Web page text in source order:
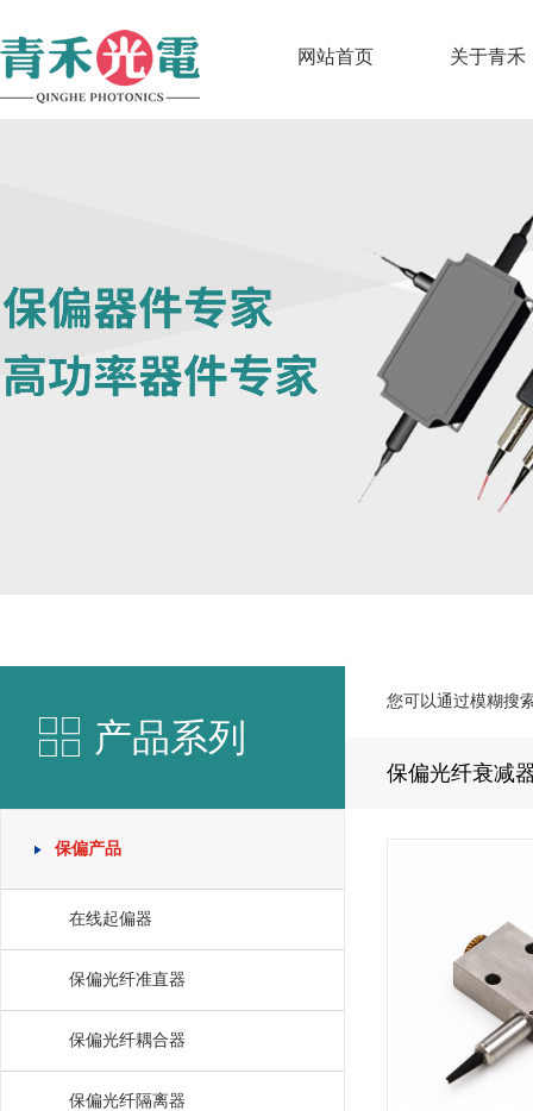
网站首页 关于青禾
产品系列
保偏产品
在线起偏器
保偏光纤准直器
保偏光纤耦合器
保偏光纤隔离器
您可以通过模糊搜
保偏光纤衰减